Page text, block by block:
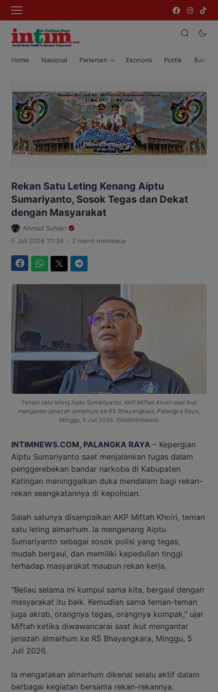
Home Nasional Parlemen Ekonomi Politik Bumi
Rekan Satu Leting Kenang Aiptu
Sumariyanto, Sosok Tegas dan Dekat
dengan Masyarakat
Ahmad Suhairi
5 Juli 2026 21:34 . 2 menit membaca
Teman satu leting Aiptu Sumariyanto, AKP Miftah Khoiri saat ikut
mengantar jenazah almarhum ke RS Bhayangkara, Palangka Raya,
Minggu, 5 Juli 2026. (Shr/Intimnews)
INTIMNEWS.COM, PALANGKA RAYA – Kepergian
Aiptu Sumariyanto saat menjalankan tugas dalam
penggerebekan bandar narkoba di Kabupaten
Katingan meninggalkan duka mendalam bagi rekan-
rekan seangkatannya di kepolisian.
Salah satunya disampaikan AKP Miftah Khoiri, teman
satu leting almarhum. Ia mengenang Aiptu
Sumariyanto sebagai sosok polisi yang tegas,
mudah bergaul, dan memiliki kepedulian tinggi
terhadap masyarakat maupun rekan kerja.
“Beliau selama ini kumpul sama kita, bergaul dengan
masyarakat itu baik. Kemudian sama teman-teman
juga akrab, orangnya tegas, orangnya kompak,” ujar
Miftah ketika diwawancarai saat ikut mengantar
jenazah almarhum ke RS Bhayangkara, Minggu, 5
Juli 2026.
Ia mengatakan almarhum dikenal selalu aktif dalam
berbagai kegiatan bersama rekan-rekannya.